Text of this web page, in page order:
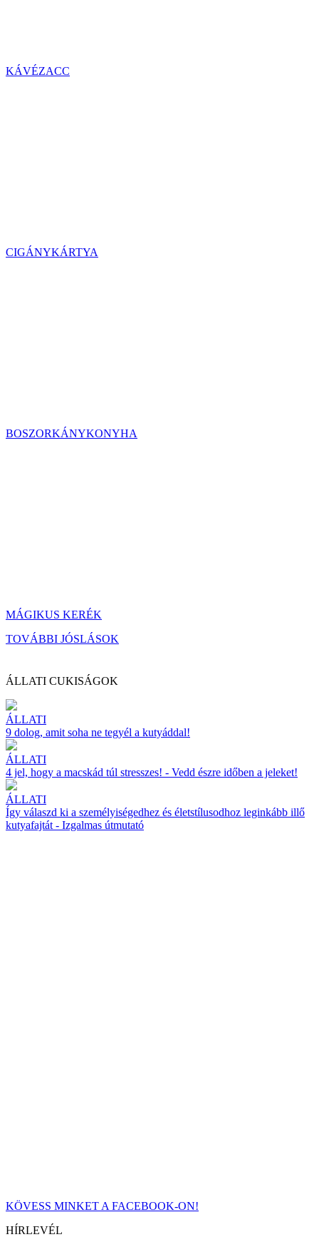
KÁVÉZACC
CIGÁNYKÁRTYA
BOSZORKÁNYKONYHA
MÁGIKUS KERÉK
TOVÁBBI JÓSLÁSOK
ÁLLATI CUKISÁGOK
ÁLLATI
9 dolog, amit soha ne tegyél a kutyáddal!
ÁLLATI
4 jel, hogy a macskád túl stresszes! - Vedd észre időben a jeleket!
ÁLLATI
Így válaszd ki a személyiségedhez és életstílusodhoz leginkább illő
kutyafajtát - Izgalmas útmutató
KÖVESS MINKET A FACEBOOK-ON!
HÍRLEVÉL